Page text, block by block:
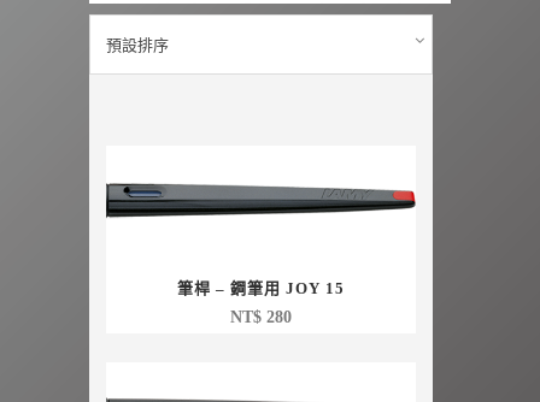
預設排序
筆桿 – 鋼筆用 JOY 15
NT$280